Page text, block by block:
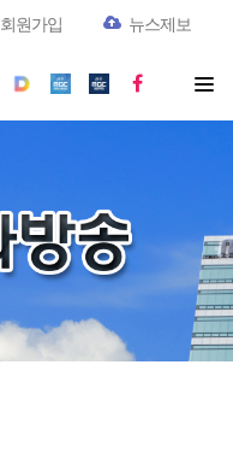
회원가입 뉴스제보